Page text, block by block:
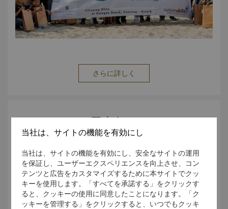
訳/通訳サービス
さらに詳しく
アクセス
当社は、サイトの機能を有効にし
当社は、サイトの機能を有効にし、安全なサイトの運用
を保証し、ユーザーエクスペリエンスを向上させ、コン
テンツと広告をカスタマイズするために本サイトでクッ
キーを使用します。「すべてを承諾する」をクリックす
ると、クッキーの使用に同意したことになります。「ク
ッキーを管理する」をクリックすると、いつでもクッキ